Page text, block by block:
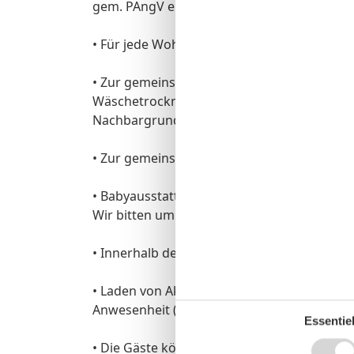
gem. PAngV enthalten und können nicht
• Für jede Wohnung steht auf dem
• Zur gemeinsamen Nutzung für alle
Wäschetrockner kostenpflichtig
Nachbargrundstück zur Verfügung.
• Zur gemeinsamen Nutzung steht auch 1
• Babyausstattung (Reisekinderbett,
Wir bitten um rechtzeitige Vorbestellung.
• Innerhalb der Wohnung ist das Rauchen
• Laden von Akkus (z.B. Elektrofahrräder)
Anwesenheit (Brand- und Explosionsgefahr).
• Die Gäste können kostenfrei einen DSL-